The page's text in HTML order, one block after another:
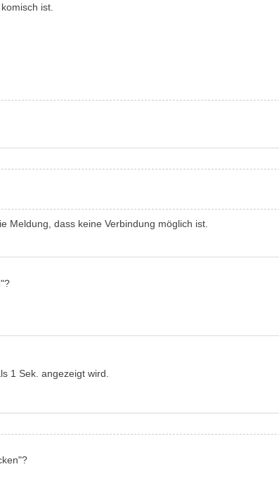
ist.
Meldung, dass keine Verbindung möglich ist.
1 Sek. angezeigt wird.